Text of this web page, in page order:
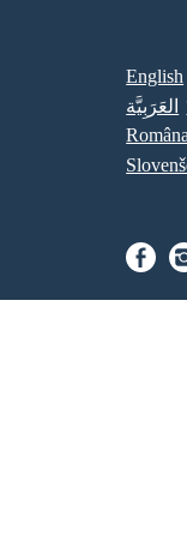
English
العَرَبِيَّة
Româna